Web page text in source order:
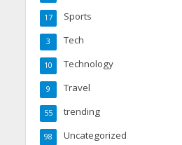
Sports
17
Tech
3
Technology
10
Travel
9
trending
55
Uncategorized
98